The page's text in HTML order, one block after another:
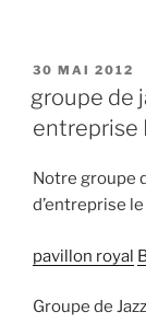
PUBLIÉ
30 MAI 2012
groupe de
entreprise
Notre groupe
d’entreprise
pavillon royal
Groupe de